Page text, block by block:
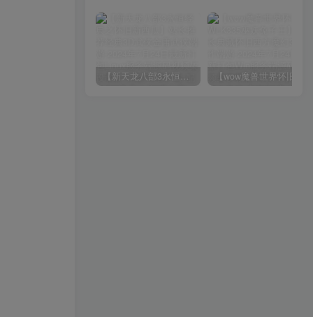
【新天龙八部3永恒经典之怀旧新西瓜】站长推荐经典3D武侠金庸武侠端游-2024年7月24日最新打包Linux服务端源码视频架设教程-完整PC客户端-配套GM工具！